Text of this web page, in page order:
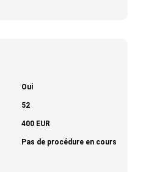
Oui
52
400 EUR
Pas de procédure en cours